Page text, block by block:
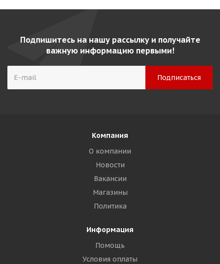
Подпишитесь на нашу рассылку и получайте
важную информацию первыми!
Компания
О компании
Новости
Вакансии
Магазины
Политика
Информация
Помощь
Условия оплаты